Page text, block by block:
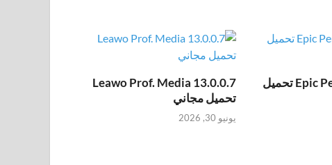
Epic Pen Pro 3.12.172 تحميل
Leawo Prof. Media 13.0.0.7
تحميل مجاني
يونيو 30, 2026